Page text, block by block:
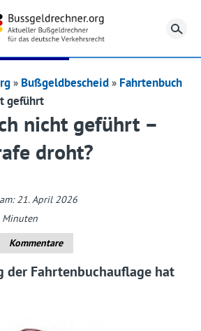
Bußgeldbescheid
Fahrtenbuch
geführt
nicht geführt –
droht?
21. April 2026
Minuten
Kommentare
der Fahrtenbuchauflage hat